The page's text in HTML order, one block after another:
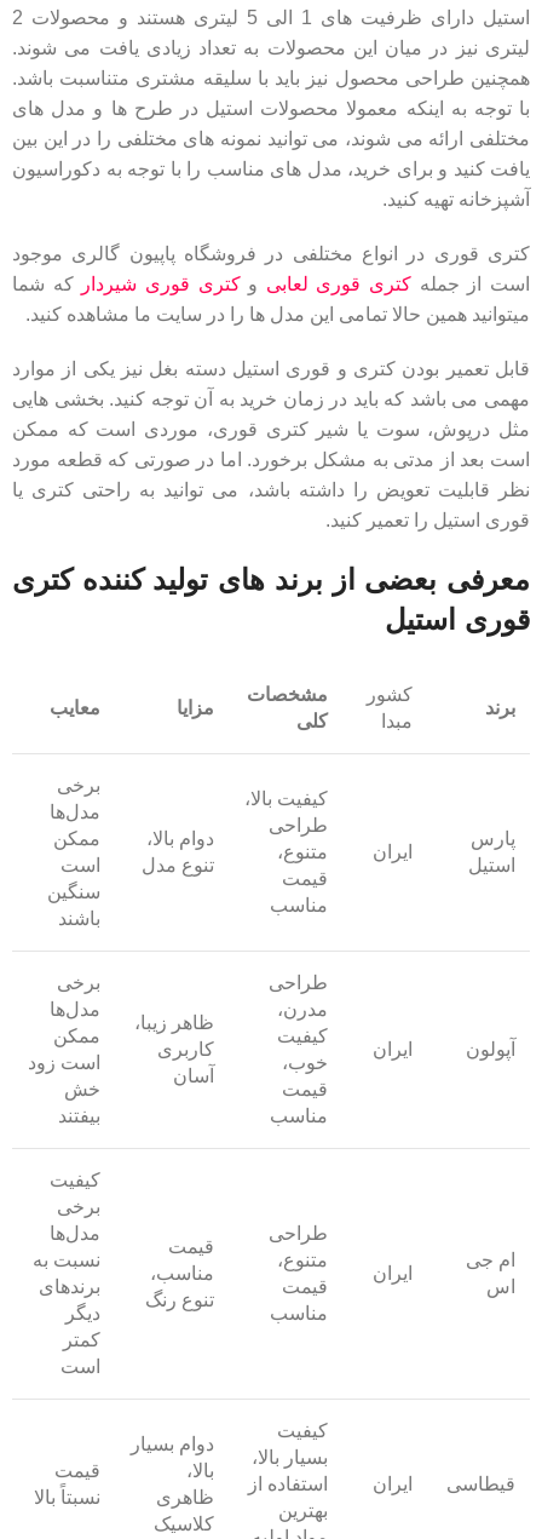
استیل دارای ظرفیت های 1 الی 5 لیتری هستند و محصولات 2
لیتری نیز در میان این محصولات به تعداد زیادی یافت می شوند.
همچنین طراحی محصول نیز باید با سلیقه مشتری متناسبت باشد.
با توجه به اینکه معمولا محصولات استیل در طرح ها و مدل های
مختلفی ارائه می شوند، می توانید نمونه های مختلفی را در این بین
یافت کنید و برای خرید، مدل های مناسب را با توجه به دکوراسیون
آشپزخانه تهیه کنید.
کتری قوری در انواع مختلفی در فروشگاه پاپیون گالری موجود
است از جمله کتری قوری لعابی وکتری قوری شیردار
که شما
میتوانید همین حالا تمامی این مدل ها را در سایت ما مشاهده کنید.
قابل تعمیر بودن کتری و قوری استیل دسته بغل نیز یکی از موارد
مهمی می باشد که باید در زمان خرید به آن توجه کنید. بخشی هایی
مثل درپوش، سوت یا شیر کتری قوری، موردی است که ممکن
است بعد از مدتی به مشکل برخورد. اما در صورتی که قطعه مورد
نظر قابلیت تعویض را داشته باشد، می توانید به راحتی کتری یا
قوری استیل را تعمیر کنید.
معرفی بعضی از برند های تولید کننده کتری
قوری استیل
برند
کشور
مبدا
مشخصات
کلی
مزایا معایب
پارس
استیل
ایران
کیفیت بالا،
طراحی
متنوع،
قیمت
مناسب
دوام بالا،
تنوع مدل
برخی
مدل‌ها
ممکن
است
سنگین
باشند
آپولون ایران
طراحی
مدرن،
کیفیت
خوب،
قیمت
مناسب
ظاهر زیبا،
کاربری
آسان
برخی
مدل‌ها
ممکن
است زود
خش
بیفتند
ام جی
اس
ایران
طراحی
متنوع،
قیمت
مناسب
قیمت
مناسب،
تنوع رنگ
کیفیت
برخی
مدل‌ها
نسبت به
برندهای
دیگر
کمتر
است
قیطاسی ایران
کیفیت
بسیار بالا،
استفاده از
بهترین
دوام بسیار
بالا،
ظاهری
کلاسیک
قیمت
نسبتاً بالا